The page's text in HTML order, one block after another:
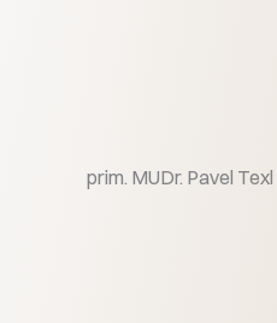
prim. MUDr. Pavel Texl